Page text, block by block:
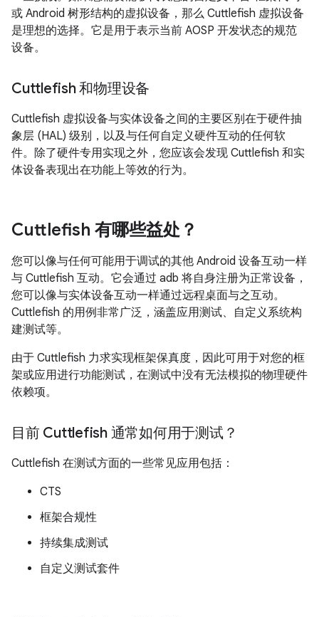
或 Android 树形结构的虚拟设备，那么 Cuttlefish 虚拟设备
是理想的选择。它是用于表示当前 AOSP 开发状态的规范
设备。
Cuttlefish 和物理设备
Cuttlefish 虚拟设备与实体设备之间的主要区别在于硬件抽
象层 (HAL) 级别，以及与任何自定义硬件互动的任何软
件。除了硬件专用实现之外，您应该会发现 Cuttlefish 和实
体设备表现出在功能上等效的行为。
Cuttlefish 有哪些益处？
您可以像与任何可能用于调试的其他 Android 设备互动一样
与 Cuttlefish 互动。它会通过 adb 将自身注册为正常设备，
您可以像与实体设备互动一样通过远程桌面与之互动。
Cuttlefish 的用例非常广泛，涵盖应用测试、自定义系统构
建测试等。
由于 Cuttlefish 力求实现框架保真度，因此可用于对您的框
架或应用进行功能测试，在测试中没有无法模拟的物理硬件
依赖项。
目前 Cuttlefish 通常如何用于测试？
Cuttlefish 在测试方面的一些常见应用包括：
CTS
框架合规性
持续集成测试
自定义测试套件